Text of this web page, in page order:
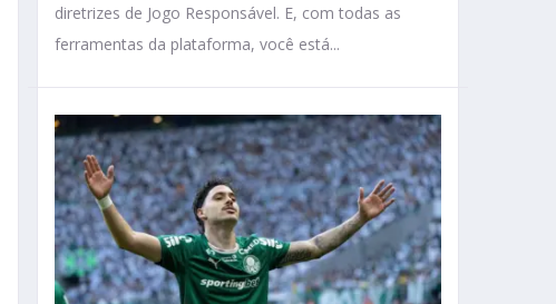
diretrizes de Jogo Responsável. E, com todas as
ferramentas da plataforma, você está...